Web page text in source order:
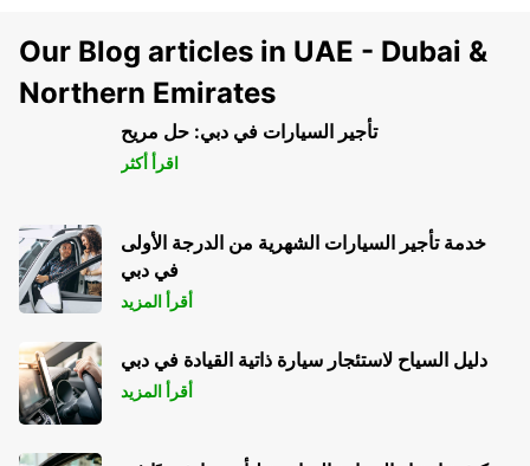
Our Blog articles in UAE - Dubai &
Northern Emirates
تأجير السيارات في دبي: حل مريح
اقرأ أكثر
خدمة تأجير السيارات الشهرية من الدرجة الأولى
في دبي
أقرأ المزيد
دليل السياح لاستئجار سيارة ذاتية القيادة في دبي
أقرأ المزيد